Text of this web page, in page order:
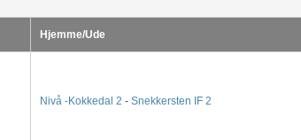
Hjemme/Ude
Nivå -Kokkedal 2 - Snekkersten IF 2